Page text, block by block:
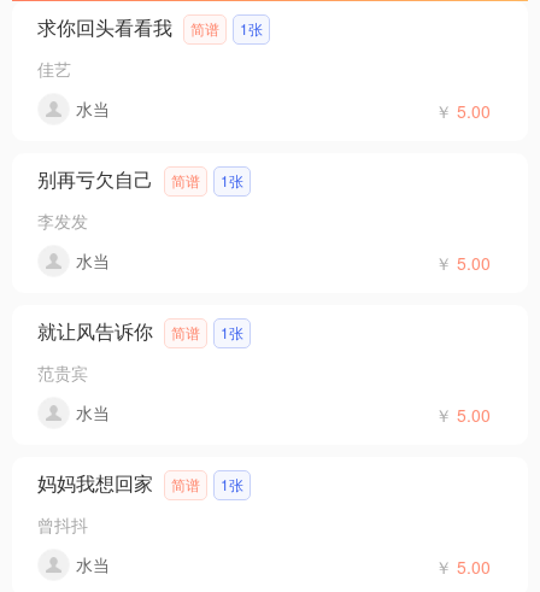
求你回头看看我
简谱 1张
佳艺
水当
￥ 5.00
别再亏欠自己 简谱 1张
李发发
水当
￥ 5.00
就让风告诉你 简谱 1张
范贵宾
水当
￥ 5.00
妈妈我想回家 简谱 1张
曾抖抖
水当
￥ 5.00